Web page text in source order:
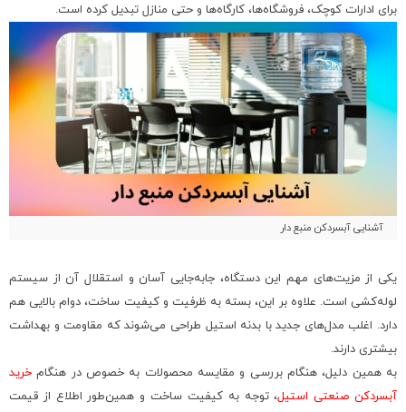
برای ادارات کوچک، فروشگاه‌ها، کارگاه‌ها و حتی منازل تبدیل کرده است.
آشنایی آبسردکن منبع دار
یکی از مزیت‌های مهم این دستگاه، جابه‌جایی آسان و استقلال آن از سیستم
لوله‌کشی است. علاوه بر این، بسته به ظرفیت و کیفیت ساخت، دوام بالایی هم
دارد. اغلب مدل‌های جدید با بدنه استیل طراحی می‌شوند که مقاومت و بهداشت
بیشتری دارند.
به همین دلیل، هنگام بررسی و مقایسه محصولات به خصوص در هنگام خرید
آبسردکن صنعتی استیل، توجه به کیفیت ساخت و همین‌طور اطلاع از قیمت